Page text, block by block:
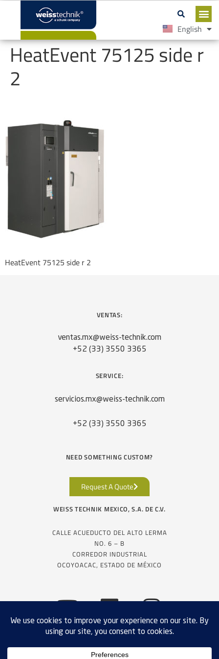
English
Español
HeatEvent 75125 side r
2
HeatEvent 75125 side r 2
VENTAS:
ventas.mx@weiss-technik.com
+52 (33) 3550 3365
SERVICE:
servicios.mx@weiss-technik.com
+52 (33) 3550 3365
NEED SOMETHING CUSTOM?
Request A Quote
WEISS TECHNIK MEXICO, S.A. DE C.V.
CALLE ACUEDUCTO DEL ALTO LERMA
NO. 6 – B
CORREDOR INDUSTRIAL
OCOYOACAC, ESTADO DE MÉXICO
TERMS & CONDITIONS